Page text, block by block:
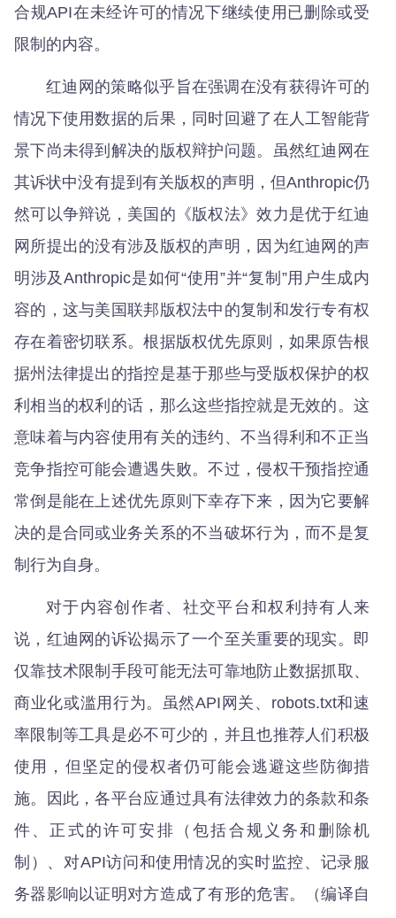
合规API在未经许可的情况下继续使用已删除或受
限制的内容。
红迪网的策略似乎旨在强调在没有获得许可的
情况下使用数据的后果，同时回避了在人工智能背
景下尚未得到解决的版权辩护问题。虽然红迪网在
其诉状中没有提到有关版权的声明，但Anthropic仍
然可以争辩说，美国的《版权法》效力是优于红迪
网所提出的没有涉及版权的声明，因为红迪网的声
明涉及Anthropic是如何“使用”并“复制”用户生成内
容的，这与美国联邦版权法中的复制和发行专有权
存在着密切联系。根据版权优先原则，如果原告根
据州法律提出的指控是基于那些与受版权保护的权
利相当的权利的话，那么这些指控就是无效的。这
意味着与内容使用有关的违约、不当得利和不正当
竞争指控可能会遭遇失败。不过，侵权干预指控通
常倒是能在上述优先原则下幸存下来，因为它要解
决的是合同或业务关系的不当破坏行为，而不是复
制行为自身。
对于内容创作者、社交平台和权利持有人来
说，红迪网的诉讼揭示了一个至关重要的现实。即
仅靠技术限制手段可能无法可靠地防止数据抓取、
商业化或滥用行为。虽然API网关、robots.txt和速
率限制等工具是必不可少的，并且也推荐人们积极
使用，但坚定的侵权者仍可能会逃避这些防御措
施。因此，各平台应通过具有法律效力的条款和条
件、正式的许可安排（包括合规义务和删除机
制）、对API访问和使用情况的实时监控、记录服
务器影响以证明对方造成了有形的危害。（编译自